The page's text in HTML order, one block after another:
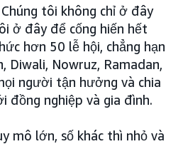
tôi không chỉ ở đây
ở đây để cống hiến hết
hơn 50 lễ hội, chẳng hạn
Diwali, Nowruz, Ramadan,
người tận hưởng và chia
đồng nghiệp và gia đình.
mô lớn, số khác thì nhỏ và